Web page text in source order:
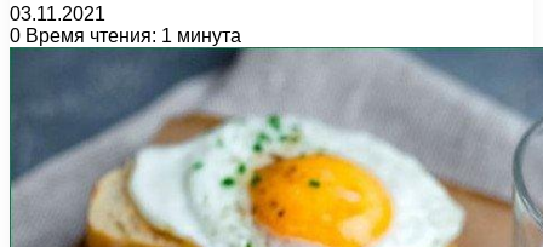
03.11.2021
0 Время чтения: 1 минута